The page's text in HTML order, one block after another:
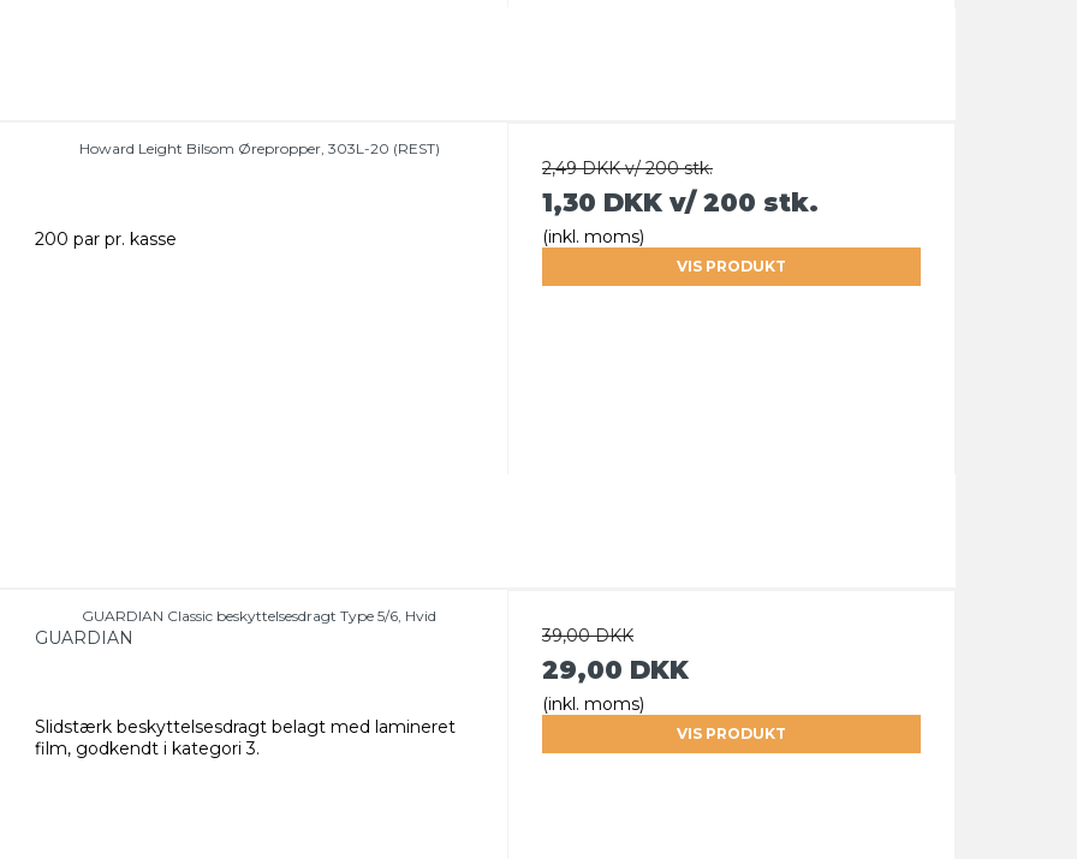
Howard Leight Bilsom Ørepropper, 303L-20 (REST)
200 par pr. kasse
2,49 DKK v/ 200 stk.
1,30 DKKv/ 200 stk.
(inkl. moms)
VIS PRODUKT
GUARDIAN Classic beskyttelsesdragt Type 5/6, Hvid
GUARDIAN
Slidstærk beskyttelsesdragt belagt med lamineret
film, godkendt i kategori 3.
39,00 DKK
29,00 DKK
(inkl. moms)
VIS PRODUKT